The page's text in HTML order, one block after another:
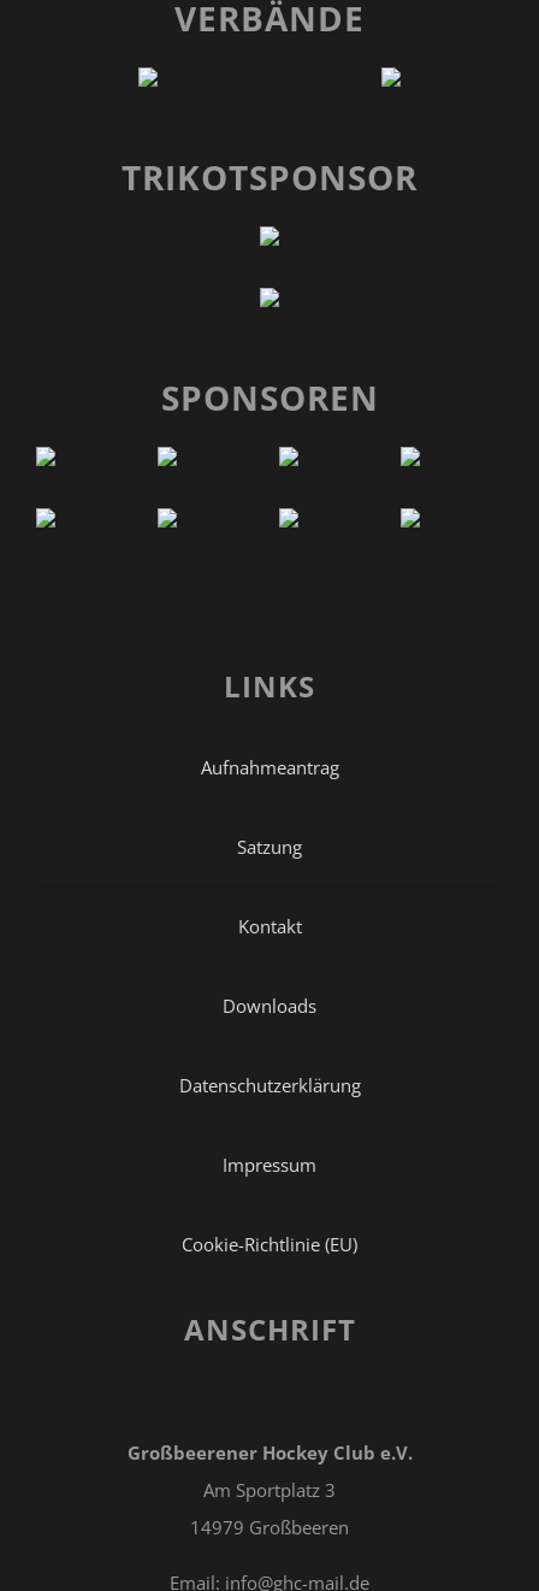
VERBÄNDE
TRIKOTSPONSOR
SPONSOREN
LINKS
Aufnahmeantrag
Satzung
Kontakt
Downloads
Datenschutzerklärung
Impressum
Cookie-Richtlinie (EU)
ANSCHRIFT
Großbeerener Hockey Club e.V.
Am Sportplatz 3
14979 Großbeeren
Email: info@ghc-mail.de